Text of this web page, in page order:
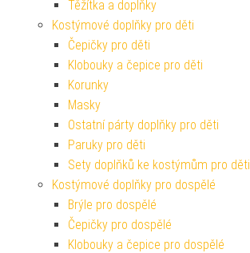
Těžítka a doplňky
Kostýmové doplňky pro děti
Čepičky pro děti
Klobouky a čepice pro děti
Korunky
Masky
Ostatní párty doplňky pro děti
Paruky pro děti
Sety doplňků ke kostýmům pro děti
Kostýmové doplňky pro dospělé
Brýle pro dospělé
Čepičky pro dospělé
Klobouky a čepice pro dospělé